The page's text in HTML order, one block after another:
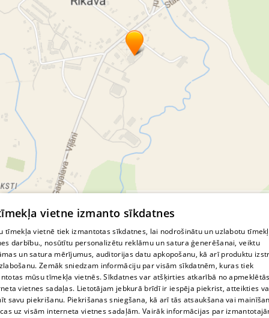
© MapTiler© OpenStreetMap contributors
vietne izmanto sīkdatnes
tīmekļa vietnē tiek izmantotas sīkdatnes, lai nodrošinātu un uzlabotu
darbību., nosūtītu personalizētu reklāmu un satura ģenerēšanai, veiktu
un satura mērījumus, auditorijas datu apkopošanu, kā arī produktu
Zemāk sniedzam informāciju par visām sīkdatnēm, kuras tiek
mūsu tīmekļa vietnēs. Sīkdatnes var atšķirties atkarībā no
vietnes sadaļas. Lietotājam jebkurā brīdī ir iespēja piekrist, atteikties
savu piekrišanu. Piekrišanas sniegšana, kā arī tās atsaukšana vai
uz visām interneta vietnes sadaļām. Vairāk informācijas par